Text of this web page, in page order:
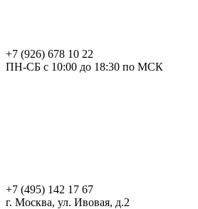
+7 (926) 678 10 22
ПН-СБ с 10:00 до 18:30 по МСК
+7 (495) 142 17 67
г. Москва, ул. Ивовая, д.2